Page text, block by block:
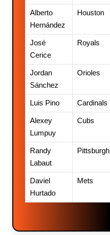
Alberto
Hernández
Houston
José
Cerice
Royals
Jordan
Sánchez
Orioles
Luis Pino Cardinals
Alexey
Lumpuy
Cubs
Randy
Labaut
Pittsburgh
Daviel
Hurtado
Mets